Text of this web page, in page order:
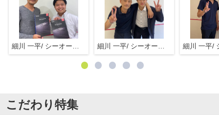
こだわり特集